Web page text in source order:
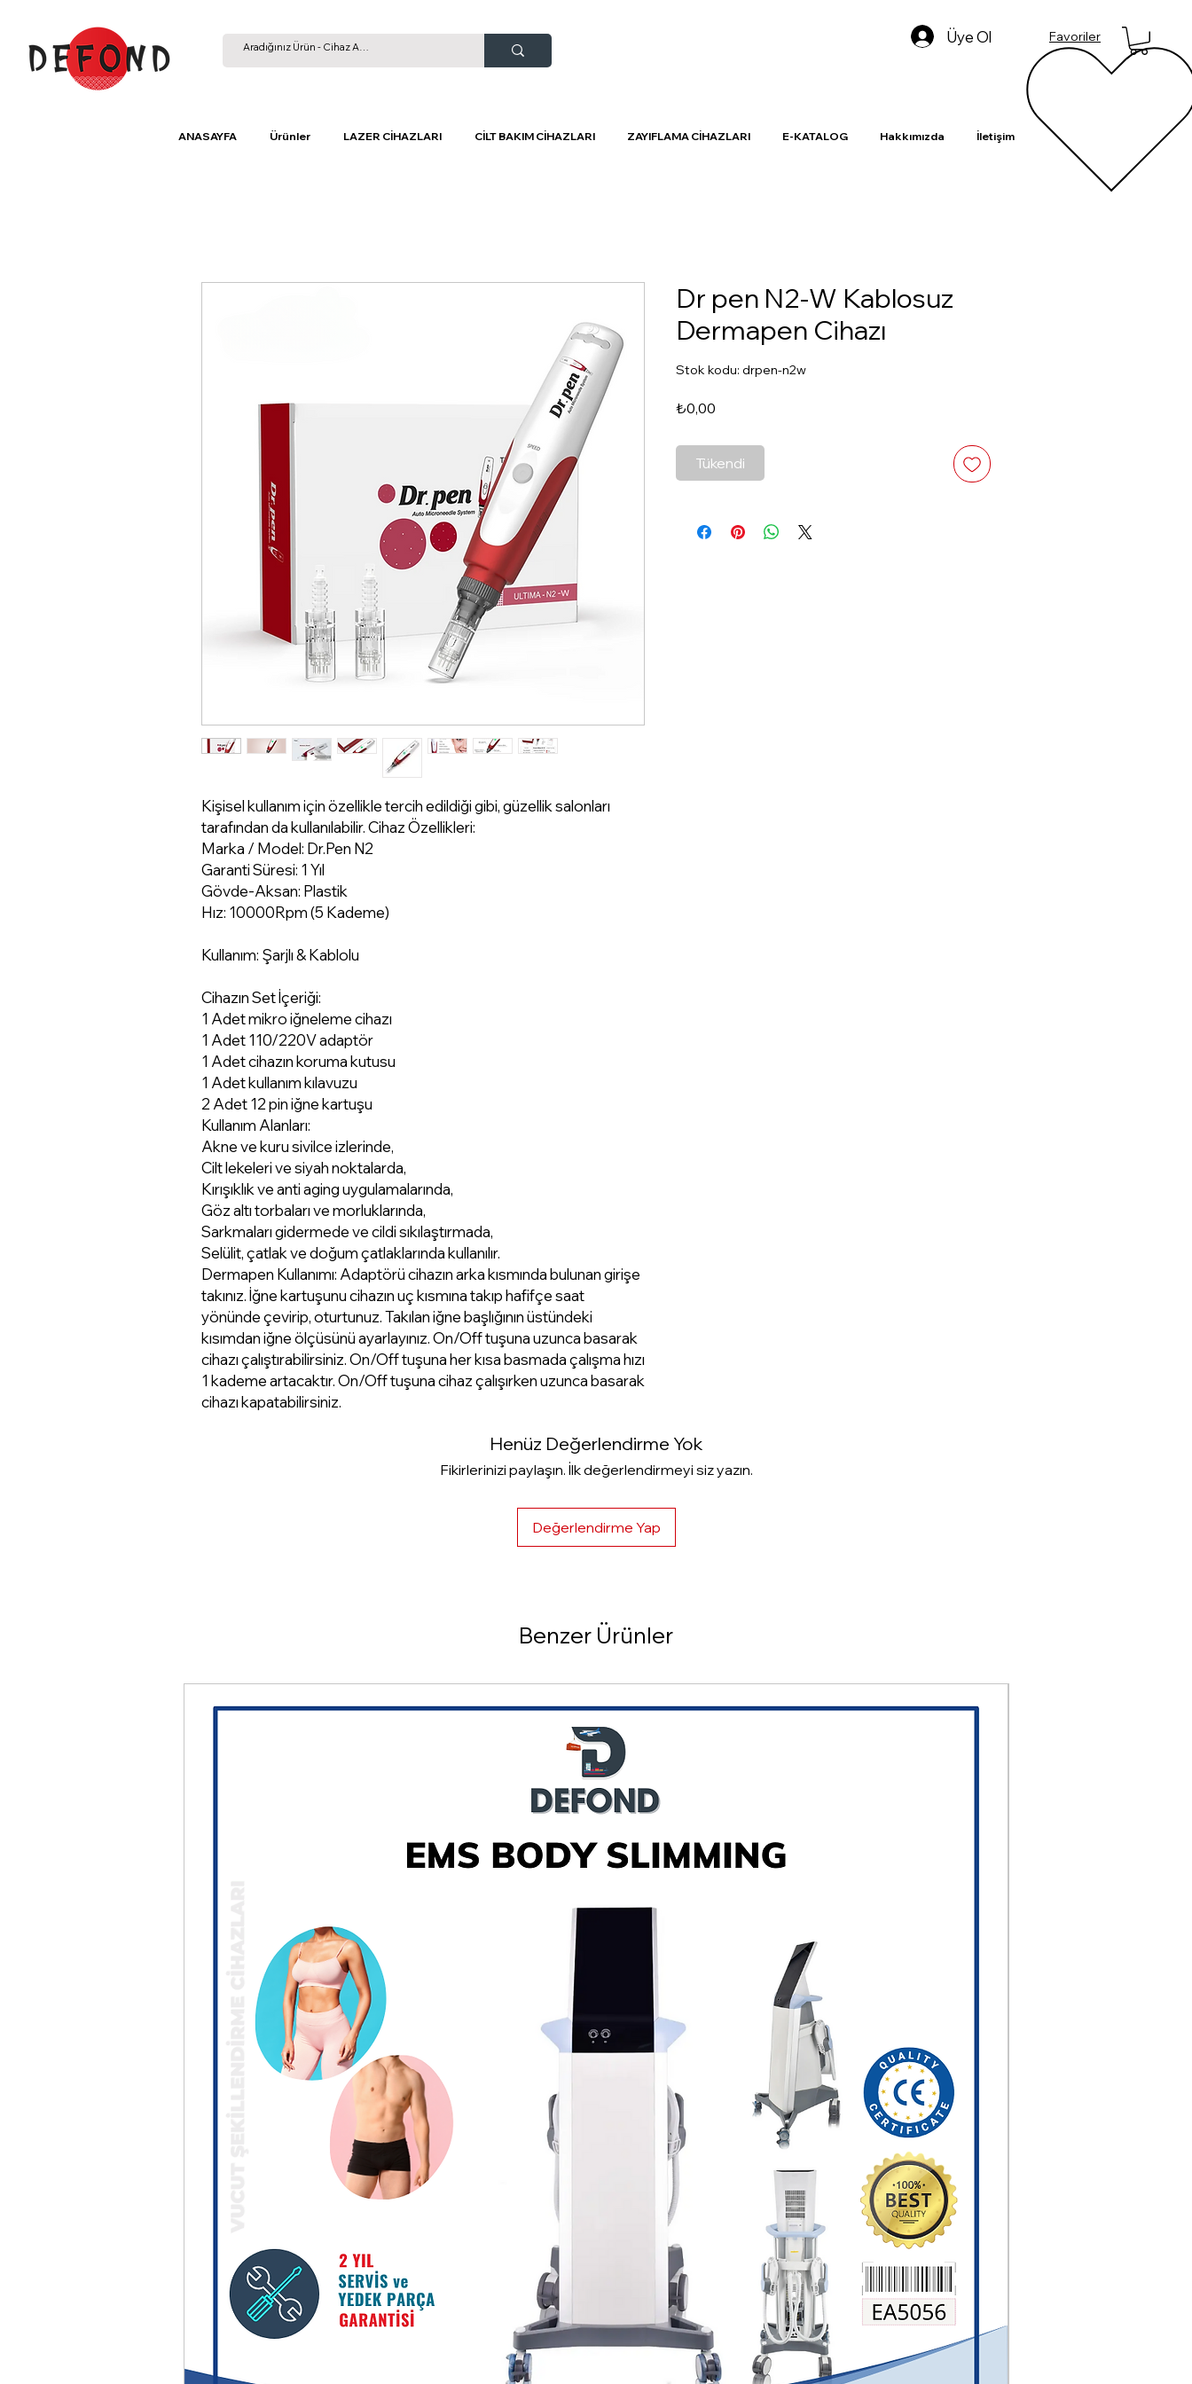
Üye Ol Favoriler
ANASAYFA Ürünler LAZER CİHAZLARI CİLT BAKIM CİHAZLARI ZAYIFLAMA CİHAZLARI E-KATALOG Hakkımızda İletişim
Kişisel kullanım için özellikle tercih edildiği gibi, güzellik salonları
tarafından da kullanılabilir. Cihaz Özellikleri:
Marka / Model: Dr.Pen N2
Garanti Süresi: 1 Yıl
Gövde-Aksan: Plastik
Hız: 10000Rpm (5 Kademe)
Kullanım: Şarjlı & Kablolu
Cihazın Set İçeriği:
1 Adet mikro iğneleme cihazı
1 Adet 110/220V adaptör
1 Adet cihazın koruma kutusu
1 Adet kullanım kılavuzu
2 Adet 12 pin iğne kartuşu
Kullanım Alanları:
Akne ve kuru sivilce izlerinde,
Cilt lekeleri ve siyah noktalarda,
Kırışıklık ve anti aging uygulamalarında,
Göz altı torbaları ve morluklarında,
Sarkmaları gidermede ve cildi sıkılaştırmada,
Selülit, çatlak ve doğum çatlaklarında kullanılır.
Dermapen Kullanımı: Adaptörü cihazın arka kısmında bulunan girişe
takınız. İğne kartuşunu cihazın uç kısmına takıp hafifçe saat
yönünde çevirip, oturtunuz. Takılan iğne başlığının üstündeki
kısımdan iğne ölçüsünü ayarlayınız. On/Off tuşuna uzunca basarak
cihazı çalıştırabilirsiniz. On/Off tuşuna her kısa basmada çalışma hızı
1 kademe artacaktır. On/Off tuşuna cihaz çalışırken uzunca basarak
cihazı kapatabilirsiniz.
Dr pen N2-W Kablosuz
Dermapen Cihazı
Stok kodu: drpen-n2w
₺0,00
Tükendi
Henüz Değerlendirme Yok
Fikirlerinizi paylaşın. İlk değerlendirmeyi siz yazın.
Değerlendirme Yap
Benzer Ürünler